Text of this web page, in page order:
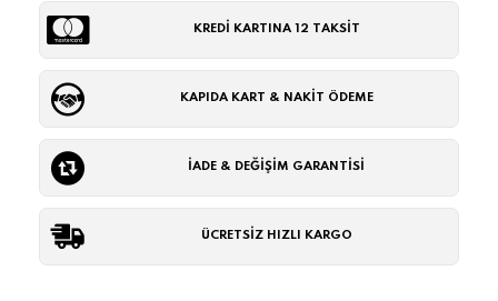
KREDİ KARTINA 12 TAKSİT
KAPIDA KART & NAKİT ÖDEME
İADE & DEĞİŞİM GARANTİSİ
ÜCRETSİZ HIZLI KARGO